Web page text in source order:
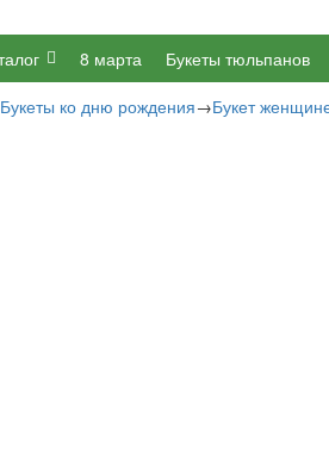
8 марта Букеты тюльпанов
Букеты ко дню рождения→Букет